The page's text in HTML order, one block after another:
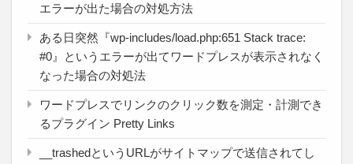
エラーが出た場合の対処方法
ある日突然『wp-includes/load.php:651 Stack trace:
#0』というエラーが出てワードプレスが表示されなく
なった場合の対処法
ワードプレスでリンクのクリック数を測定・計測でき
るプラグイン Pretty Links
__trashedというURLがサイトマップで送信されてし